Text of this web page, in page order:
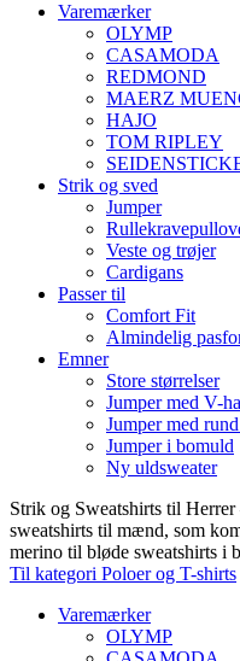
Varemærker
OLYMP
CASAMODA
REDMOND
MAERZ
HAJO
TOM RIPLEY
Strik og sved
Jumper
Veste og trøjer
Cardigans
Passer til
Comfort Fit
Almindelig
Emner
Store størrelser
Jumper med V-
Jumper med
Jumper i bomuld
Ny uldsweater
Strik og Sweatshirts til
sweatshirts til mænd, som
merino til bløde sweatshirts i
Til kategori Poloer og T-shirts
Varemærker
OLYMP